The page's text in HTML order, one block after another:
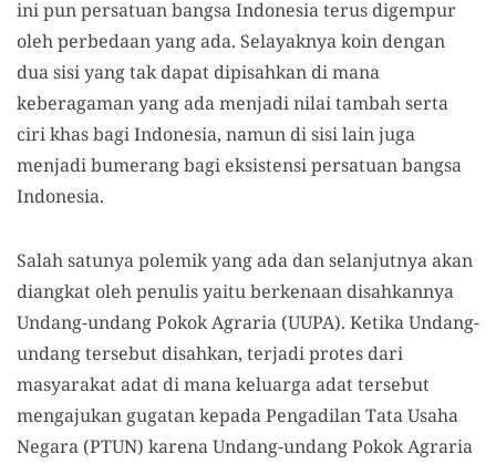
ini pun persatuan bangsa Indonesia terus digempur
oleh perbedaan yang ada. Selayaknya koin dengan
dua sisi yang tak dapat dipisahkan di mana
keberagaman yang ada menjadi nilai tambah serta
ciri khas bagi Indonesia, namun di sisi lain juga
menjadi bumerang bagi eksistensi persatuan bangsa
Indonesia.
Salah satunya polemik yang ada dan selanjutnya akan
diangkat oleh penulis yaitu berkenaan disahkannya
Undang-undang Pokok Agraria (UUPA). Ketika Undang-
undang tersebut disahkan, terjadi protes dari
masyarakat adat di mana keluarga adat tersebut
mengajukan gugatan kepada Pengadilan Tata Usaha
Negara (PTUN) karena Undang-undang Pokok Agraria